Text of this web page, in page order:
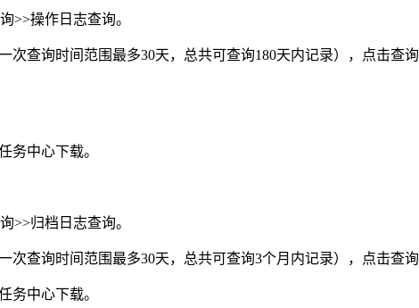
>>操作日志查询。
查询时间范围最多30天，总共可查询180天内记录），点击查
务中心下载。
>>归档日志查询。
查询时间范围最多30天，总共可查询3个月内记录），点击查
务中心下载。